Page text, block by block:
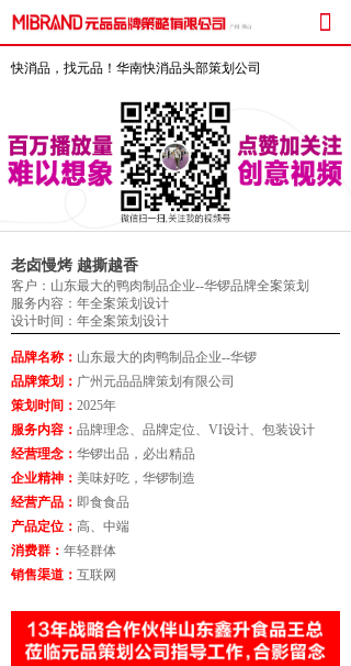

快消品，找元品！华南快消品头部策划公司
老卤慢烤 越撕越香
客户：山东最大的鸭肉制品企业--华锣品牌全案策划
服务内容：年全案策划设计
设计时间：年全案策划设计
品牌名称： 山东最大的肉鸭制品企业--华锣
品牌策划： 广州元品品牌策划有限公司
策划时间： 2025年
服务内容： 品牌理念、品牌定位、VI设计、包装设计
经营理念： 华锣出品，必出精品
企业精神： 美味好吃，华锣制造
经营产品： 即食食品
产品定位： 高、中端
消费群： 年轻群体
销售渠道： 互联网